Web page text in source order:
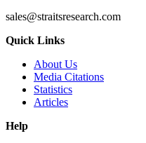
sales@straitsresearch.com
Quick Links
About Us
Media Citations
Statistics
Articles
Help